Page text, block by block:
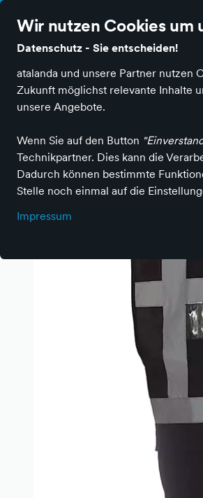
Wir nutzen Cookies um
Datenschutz - Sie entscheiden!
atalanda und unsere Partner nutzen
Zukunft möglichst relevante Inhalte
unsere Angebote.
Wenn Sie auf den Button
Technikpartner. Dies kann die
Dadurch können bestimmte
Stelle noch einmal auf die
Impressum
Online-Shop
Einkaufen in Monheim am Rhein